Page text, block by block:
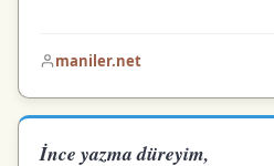
maniler.net
İnce yazma düreyim,